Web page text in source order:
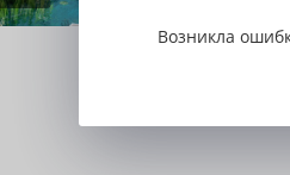
Возникла